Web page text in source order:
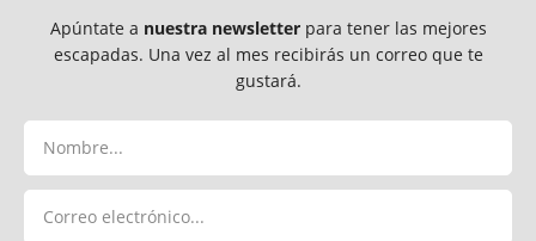
Apúntate a nuestra newsletterpara tener las mejores
escapadas. Una vez al mes recibirás un correo que te
gustará.